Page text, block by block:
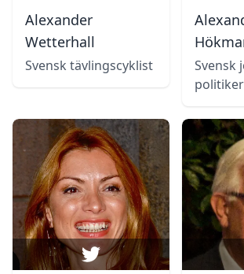
Alexander
Wetterhall
Svensk tävlingscyklist
Svensk
politiker